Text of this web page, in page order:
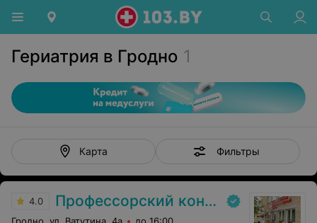
Гериатрия в Гродно 1
Карта Фильтры
4.0 Профессорский консультативный центр г. Гродно